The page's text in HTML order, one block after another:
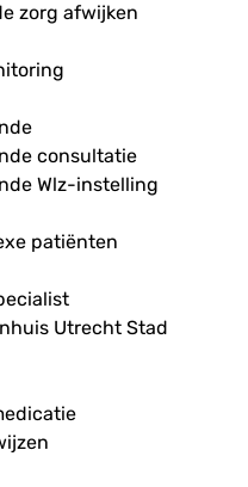
zorg afwijken
consultatie
Wlz-instelling
patiënten
Utrecht Stad